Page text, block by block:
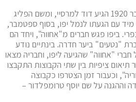
בחודש אוגוסט או ספטמבר 1920 הגיע דוד למרסיי, ומשם הפליג
מיד עם הגעתו לנמל יפו, בסוף ספטמבר,
ביפו פגש חברים מ"אחווה", ויחד הם
"נטעים" ביער חדרה. בינתיים נודע
"אחווה" שהגיעה ליפו, וחבריה מצאו
ציפיות בין שתי הקבוצות התקבצו
וכעבור זמן הצטרפו כקבוצה
וההגנה על שם יוסף טרומפלדור –